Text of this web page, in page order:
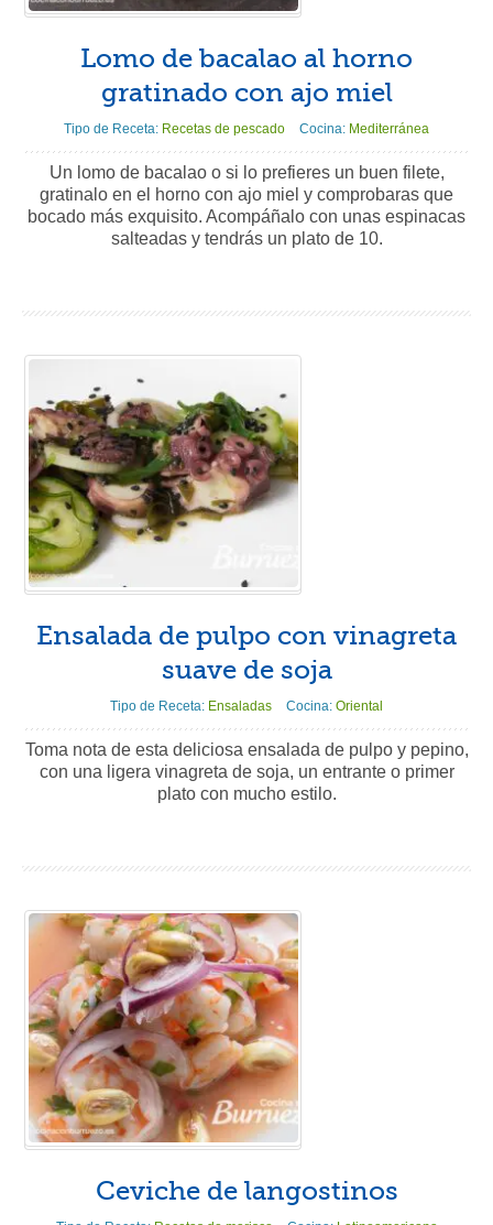
Lomo de bacalao al horno
gratinado con ajo miel
Tipo de Receta: Recetas de pescado Cocina: Mediterránea
Un lomo de bacalao o si lo prefieres un buen filete,
gratinalo en el horno con ajo miel y comprobaras que
bocado más exquisito. Acompáñalo con unas espinacas
salteadas y tendrás un plato de 10.
Ensalada de pulpo con vinagreta
suave de soja
Tipo de Receta: Ensaladas Cocina: Oriental
Toma nota de esta deliciosa ensalada de pulpo y pepino,
con una ligera vinagreta de soja, un entrante o primer
plato con mucho estilo.
Ceviche de langostinos